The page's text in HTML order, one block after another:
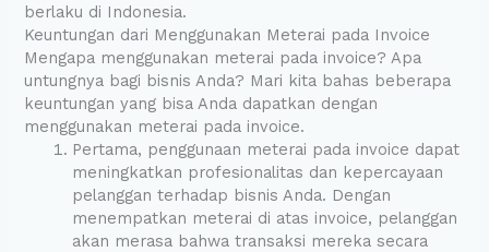
berlaku di Indonesia.
Keuntungan dari Menggunakan Meterai pada Invoice
Mengapa menggunakan meterai pada invoice? Apa
untungnya bagi bisnis Anda? Mari kita bahas beberapa
keuntungan yang bisa Anda dapatkan dengan
menggunakan meterai pada invoice.
Pertama, penggunaan meterai pada invoice dapat
meningkatkan profesionalitas dan kepercayaan
pelanggan terhadap bisnis Anda. Dengan
menempatkan meterai di atas invoice, pelanggan
akan merasa bahwa transaksi mereka secara